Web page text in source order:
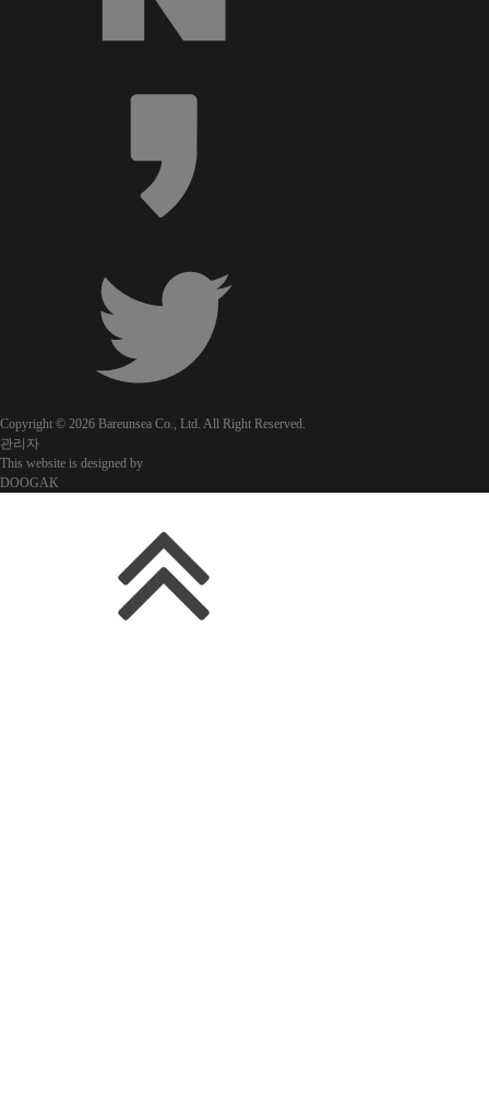
Copyright © 2026 Bareunsea Co., Ltd. All Right Reserved.
관리자
This website is designed by
DOOGAK